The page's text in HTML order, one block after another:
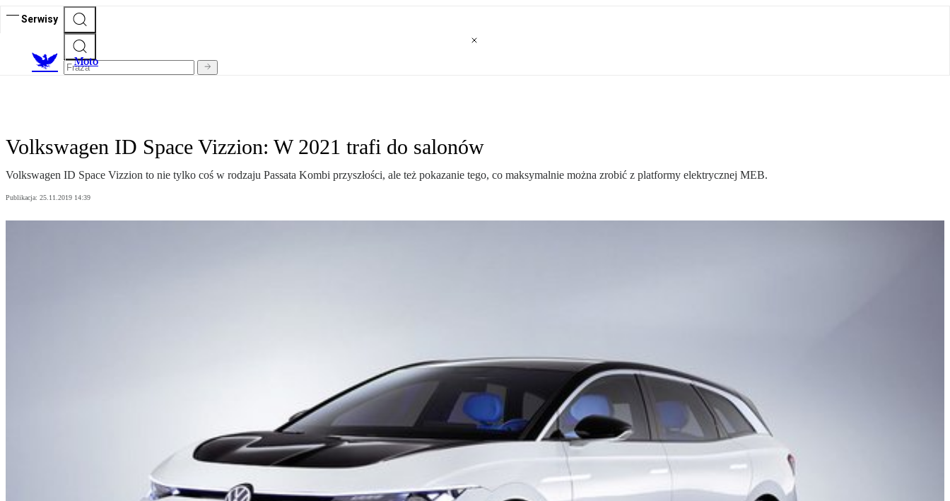
Serwisy
Moto
Volkswagen ID Space Vizzion: W 2021 trafi do salonów
Volkswagen ID Space Vizzion to nie tylko coś w rodzaju Passata Kombi przyszłości, ale też pokazanie tego, co maksymalnie można zrobić z platformy elektrycznej MEB.
Publikacja: 25.11.2019 14:39